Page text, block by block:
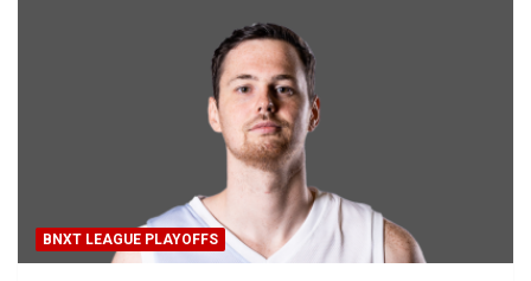
BNXT LEAGUE PLAYOFFS